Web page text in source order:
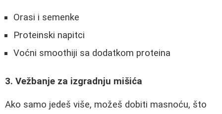
Orasi i semenke
Proteinski napitci
Voćni smoothiji sa dodatkom proteina
3. Vežbanje za izgradnju mišića
Ako samo jedeš više, možeš dobiti masnoću, što